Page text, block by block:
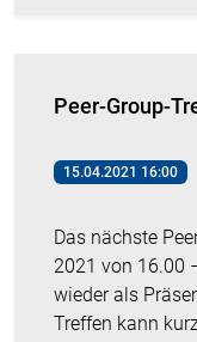
Peer-Group-
15.04.2021 16:00
Das nächste
2021 von 16.00
wieder als
Treffen kann